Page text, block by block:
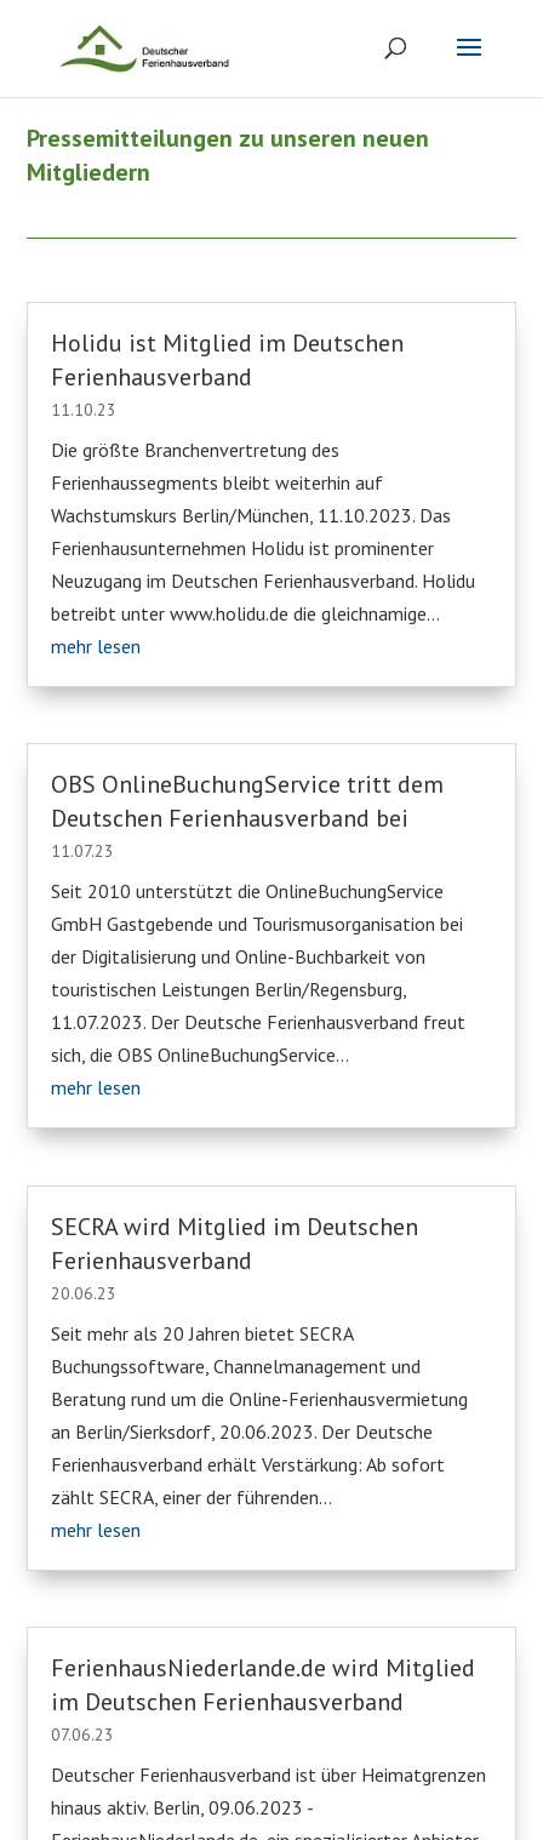
Pressemitteilungen zu unseren neuen
Mitgliedern
Holidu ist Mitglied im Deutschen
Ferienhausverband
11.10.23
Die größte Branchenvertretung des
Ferienhaussegments bleibt weiterhin auf
Wachstumskurs Berlin/München, 11.10.2023. Das
Ferienhausunternehmen Holidu ist prominenter
Neuzugang im Deutschen Ferienhausverband. Holidu
betreibt unter www.holidu.de die gleichnamige...
mehr lesen
OBS OnlineBuchungService tritt dem
Deutschen Ferienhausverband bei
11.07.23
Seit 2010 unterstützt die OnlineBuchungService
GmbH Gastgebende und Tourismusorganisation bei
der Digitalisierung und Online-Buchbarkeit von
touristischen Leistungen Berlin/Regensburg,
11.07.2023. Der Deutsche Ferienhausverband freut
sich, die OBS OnlineBuchungService...
mehr lesen
SECRA wird Mitglied im Deutschen
Ferienhausverband
20.06.23
Seit mehr als 20 Jahren bietet SECRA
Buchungssoftware, Channelmanagement und
Beratung rund um die Online-Ferienhausvermietung
an Berlin/Sierksdorf, 20.06.2023. Der Deutsche
Ferienhausverband erhält Verstärkung: Ab sofort
zählt SECRA, einer der führenden...
mehr lesen
FerienhausNiederlande.de wird Mitglied
im Deutschen Ferienhausverband
07.06.23
Deutscher Ferienhausverband ist über Heimatgrenzen
hinaus aktiv. Berlin, 09.06.2023 -